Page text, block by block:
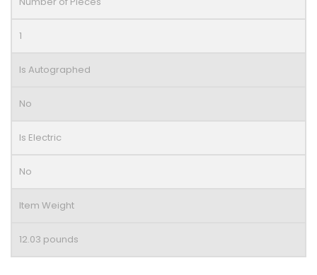
1
Is Autographed
No
Is Electric
No
Item Weight
12.03 pounds